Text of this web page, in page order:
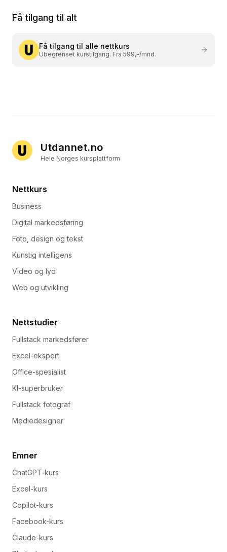
Få tilgang til alt
Få tilgang til alle nettkurs
Ubegrenset kurstilgang. Fra 599,-/mnd.
Utdannet.no
Hele Norges kursplattform
Nettkurs
Business
Digital markedsføring
Foto, design og tekst
Kunstig intelligens
Video og lyd
Web og utvikling
Nettstudier
Fullstack markedsfører
Excel-ekspert
Office-spesialist
KI-superbruker
Fullstack fotograf
Mediedesigner
Emner
ChatGPT-kurs
Excel-kurs
Copilot-kurs
Facebook-kurs
Claude-kurs